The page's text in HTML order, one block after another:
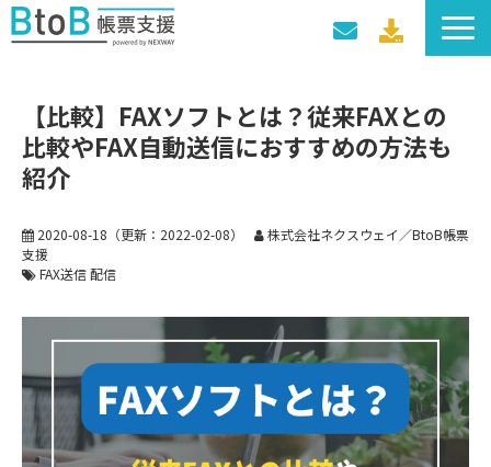
導入事例
料金プラン
【比較】FAXソフトとは？従来FAXとの
比較やFAX自動送信におすすめの方法も
紹介
2020-08-18 （更新： 2022-02-08）
株式会社ネクスウェイ／BtoB帳票
支援
FAX送信 配信